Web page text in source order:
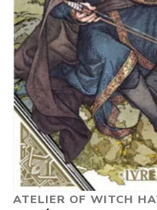
ATELIER OF WITCH